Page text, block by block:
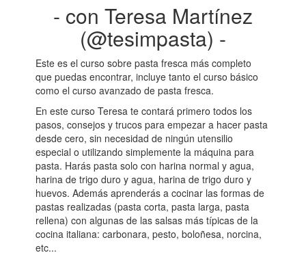
- con Teresa Martínez
(@tesimpasta) -
Este es el curso sobre pasta fresca más completo
que puedas encontrar, incluye tanto el curso básico
como el curso avanzado de pasta fresca.
En este curso Teresa te contará primero todos los
pasos, consejos y trucos para empezar a hacer pasta
desde cero, sin necesidad de ningún utensilio
especial o utilizando simplemente la máquina para
pasta. Harás pasta solo con harina normal y agua,
harina de trigo duro y agua, harina de trigo duro y
huevos. Además aprenderás a cocinar las formas de
pastas realizadas (pasta corta, pasta larga, pasta
rellena) con algunas de las salsas más típicas de la
cocina italiana: carbonara, pesto, boloñesa, norcina,
etc...